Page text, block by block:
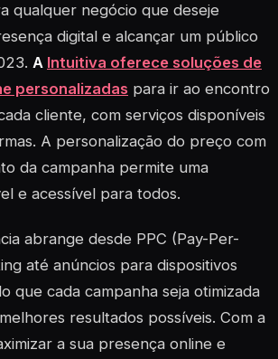
qualquer negócio que deseje
digital e alcançar um público
A Intuitiva oferece soluções de
personalizadas para ir ao encontro
cliente, com serviços disponíveis
A personalização do preço com
da campanha permite uma
e acessível para todos.
abrange desde PPC (Pay-Per-
até anúncios para dispositivos
que cada campanha seja otimizada
resultados possíveis. Com a
a sua presença online e